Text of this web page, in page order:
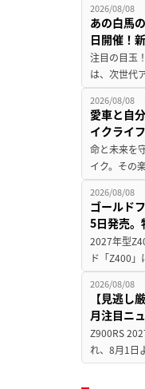
2026/08/08
あの白馬
日開催！
注目の目玉
は、次世代
2026/08/08
愛車と自
イクライフ
命と未来を
イク。その
2026/08/08
ゴールド
5日発売。
2027年型
ド「Z400
2026/08/08
【見逃し
月注目ニ
Z900RS
れ、8月1日